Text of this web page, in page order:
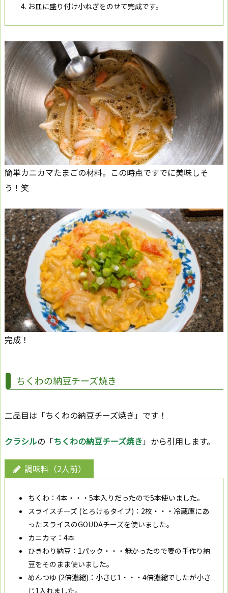
お皿に盛り付け小ねぎをのせて完成です。
簡単カニカマたまごの材料。この時点ですでに美味しそ
う！笑
完成！
ちくわの納豆チーズ焼き
二品目は「ちくわの納豆チーズ焼き」です！
クラシルの「ちくわの納豆チーズ焼き 」から引用します。
調味料（2人前）
ちくわ：4本・・・ 5本入りだったので5本使いました。
スライスチーズ (とろけるタイプ)：2枚・・・ 冷蔵庫にあ
ったスライスのGOUDAチーズを使いました。
カニカマ：4本
ひきわり納豆：1パック・・・ 無かったので妻の手作り納
豆をそのまま使いました。
めんつゆ (2倍濃縮)：小さじ1・・・ 4倍濃縮でしたが小さ
じ1入れました。